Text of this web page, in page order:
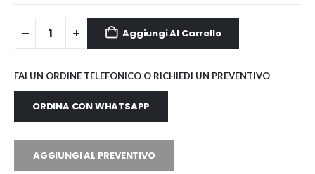
Aggiungi Al Carrello
FAI UN ORDINE TELEFONICO O RICHIEDI UN PREVENTIVO
ORDINA CON WHATSAPP
AGGIUNGI AL PREVENTIVO